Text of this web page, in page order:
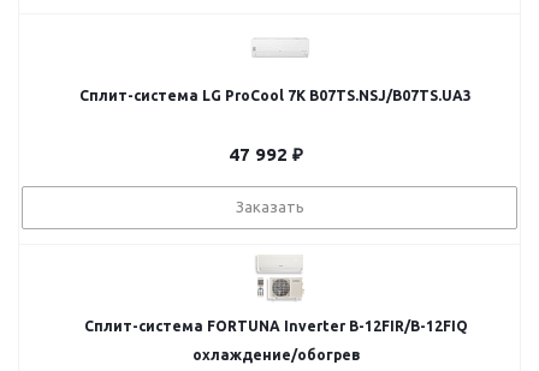
Сплит-система LG ProCool 7K B07TS.NSJ/B07TS.UA3
47 992 ₽
Заказать
Сплит-система FORTUNA Inverter B-12FIR/B-12FIQ
охлаждение/обогрев